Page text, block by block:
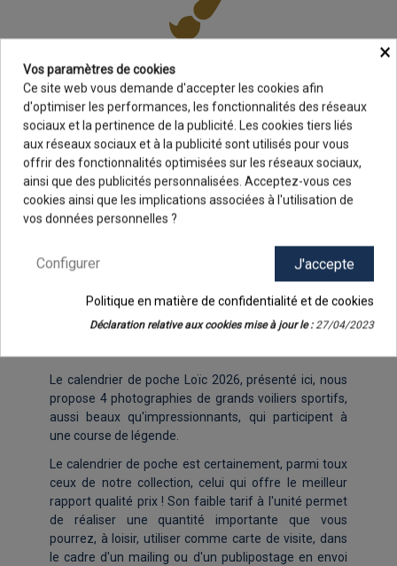
QUADRI COMPRISE
100% CRÉATION POSSIBLE
CALENDRIER DE POCHE
LOÏC - 2026
Le calendrier de poche Loïc 2026, présenté ici, nous
propose 4 photographies de grands voiliers sportifs,
aussi beaux qu'impressionnants, qui participent à
une course de légende.
Le calendrier de poche est certainement, parmi toux
ceux de notre collection, celui qui offre le meilleur
rapport qualité prix ! Son faible tarif à l'unité permet
de réaliser une quantité importante que vous
pourrez, à loisir, utiliser comme carte de visite, dans
le cadre d'un mailing ou d'un publipostage en envoi
×
Vos paramètres de cookies
Ce site web vous demande d'accepter les cookies afin
d'optimiser les performances, les fonctionnalités des réseaux
sociaux et la pertinence de la publicité. Les cookies tiers liés
aux réseaux sociaux et à la publicité sont utilisés pour vous
offrir des fonctionnalités optimisées sur les réseaux sociaux,
ainsi que des publicités personnalisées. Acceptez-vous ces
cookies ainsi que les implications associées à l'utilisation de
vos données personnelles ?
J'accepte
Configurer
Politique en matière de confidentialité et de cookies
Déclaration relative aux cookies mise à jour le :27/04/2023